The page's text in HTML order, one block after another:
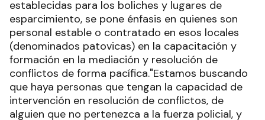
establecidas para los boliches y lugares de
esparcimiento, se pone énfasis en quienes son
personal estable o contratado en esos locales
(denominados patovicas) en la capacitación y
formación en la mediación y resolución de
conflictos de forma pacífica."Estamos buscando
que haya personas que tengan la capacidad de
intervención en resolución de conflictos, de
alguien que no pertenezca a la fuerza policial, y